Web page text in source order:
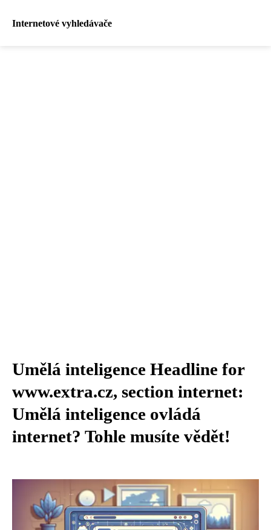
Internetové vyhledávače
Umělá inteligence Headline for
www.extra.cz, section internet:
Umělá inteligence ovládá
internet? Tohle musíte vědět!